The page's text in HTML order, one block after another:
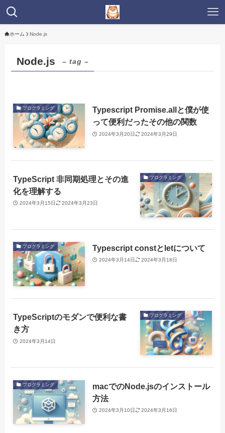
ホーム Node.js
Node.js – tag –
プログラミング
Typescript Promise.allと僕が使
って便利だったその他の関数
2024年3月20日 2024年3月29日
プログラミング
TypeScript 非同期処理とその進
化を理解する
2024年3月15日 2024年3月23日
プログラミング Typescript constとletについて
2024年3月14日 2024年3月18日
プログラミング
TypeScriptのモダンで便利な書
き方
2024年3月14日
プログラミング
macでのNode.jsのインストール
方法
2024年3月10日 2024年3月16日